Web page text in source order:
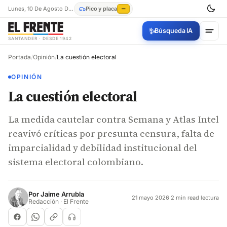
Lunes, 10 De Agosto De 2026 Pico y placa —
SANTANDER · DESDE 1942
✨Búsqueda IA
Portada/Opinión/La cuestión electoral
OPINIÓN
La cuestión electoral
La medida cautelar contra Semana y Atlas Intel
reavivó críticas por presunta censura, falta de
imparcialidad y debilidad institucional del
sistema electoral colombiano.
PorJaime Arrubla
Redacción · El Frente 21 mayo 2026·2 min read lectura